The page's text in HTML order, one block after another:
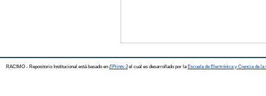
RACIMO - Repositorio Institucional está basado en EPrints 3el cual es desarrollado por la Escuela de Electrónica y Ciencia de la